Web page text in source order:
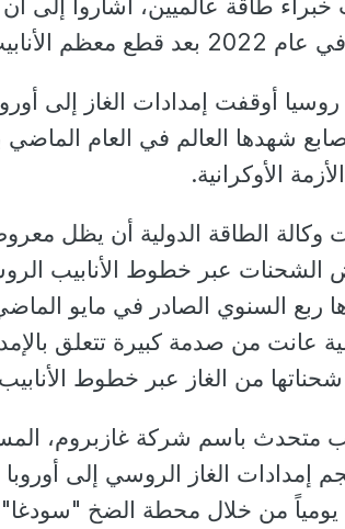
الواصلة إلى القارة الأوروبية.
أوقفت إمدادات الغاز إلى
شهدها العالم في العام الماضي
الأوكرانية.
الشحنات عبر خطوط الأنابيب
ربع السنوي الصادر في مايو
من الغاز عبر خطوط الأنابيب إلى
متحدث باسم شركة غازبروم،
من خلال محطة الضخ